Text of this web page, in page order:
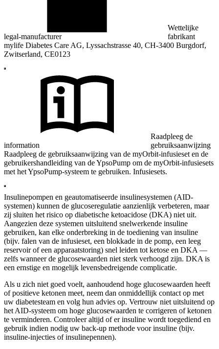
legal-manufacturer
Wettelijke
fabrikant
mylife Diabetes Care AG, Lyssachstrasse 40, CH-3400 Burgdorf,
Zwitserland, CE0123
information
Raadpleeg de
gebruiksaanwijzing
Raadpleeg de gebruiksaanwijzing van de myOrbit-infusieset en de
gebruikershandleiding van de YpsoPump om de myOrbit-infusiesets
met het YpsoPump-systeem te gebruiken. Infusiesets.
Insulinepompen en geautomatiseerde insulinesystemen (AID-
systemen) kunnen de glucoseregulatie aanzienlijk verbeteren, maar
zij sluiten het risico op diabetische ketoacidose (DKA) niet uit.
Aangezien deze systemen uitsluitend snelwerkende insuline
gebruiken, kan elke onderbreking in de toediening van insuline
(bijv. falen van de infusieset, een blokkade in de pomp, een leeg
reservoir of een apparaatstoring) snel leiden tot ketose en DKA —
zelfs wanneer de glucosewaarden niet sterk verhoogd zijn. DKA is
een ernstige en mogelijk levensbedreigende complicatie.
Als u zich niet goed voelt, aanhoudend hoge glucosewaarden heeft
of positieve ketonen meet, neem dan onmiddellijk contact op met
uw diabetesteam en volg hun advies op. Vertrouw niet uitsluitend op
het AID-systeem om hoge glucosewaarden te corrigeren of ketonen
te verminderen. Controleer altijd of er insuline wordt toegediend en
gebruik indien nodig uw back-up methode voor insuline (bijv.
insuline-injecties of insulinepennen).